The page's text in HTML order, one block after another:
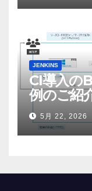
JENKINS
CI導入の
例のご紹
5月 22, 2026